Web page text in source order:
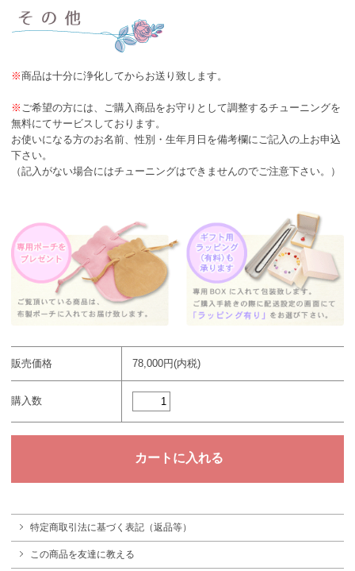
※商品は十分に浄化してからお送り致します。
※ ご希望の方には、ご購入商品をお守りとして調整するチューニングを
無料にてサービスしております。
お使いになる方のお名前、性別・生年月日を備考欄にご記入の上お申込
下さい。
（記入がない場合にはチューニングはできませんのでご注意下さい。）
販売価格 78,000円(内税)
購入数
特定商取引法に基づく表記（返品等）
この商品を友達に教える